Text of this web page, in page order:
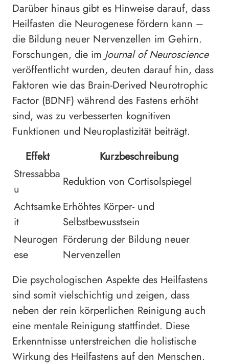
Darüber hinaus gibt es Hinweise darauf, dass
Heilfasten die Neurogenese fördern kann –
die Bildung neuer Nervenzellen im Gehirn.
Forschungen, die im Journal of Neuroscience
veröffentlicht wurden, deuten darauf hin, dass
Faktoren wie das Brain-Derived Neurotrophic
Factor (BDNF) während des Fastens erhöht
sind, was zu verbesserten kognitiven
Funktionen und Neuroplastizität beiträgt.
Effekt
Kurzbeschreibung
Stressabba
u
Reduktion von Cortisolspiegel
Achtsamke
it
Erhöhtes Körper- und
Selbstbewusstsein
Neurogen
ese
Förderung der Bildung neuer
Nervenzellen
Die psychologischen Aspekte des Heilfastens
sind somit vielschichtig und zeigen, dass
neben der rein körperlichen Reinigung auch
eine mentale Reinigung stattfindet. Diese
Erkenntnisse unterstreichen die holistische
Wirkung des Heilfastens auf den Menschen.